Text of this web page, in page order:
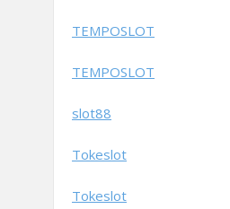
TEMPOSLOT
TEMPOSLOT
slot88
Tokeslot
Tokeslot